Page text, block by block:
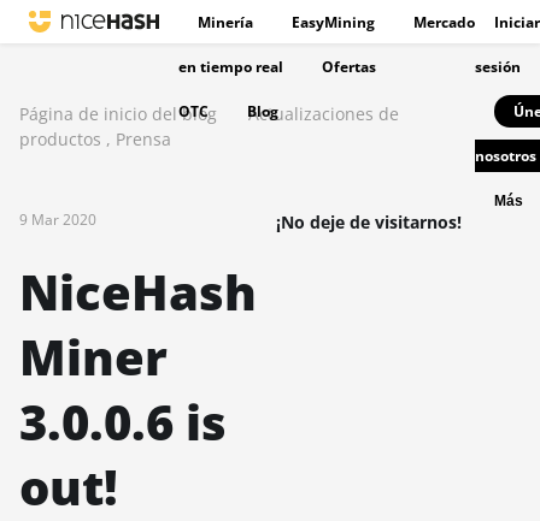
Minería EasyMining Mercado
en tiempo real Ofertas
OTC Blog
Iniciar
sesión
nosotros
Más
Página de inicio del blog
Actualizaciones de
productos , Prensa
9 Mar 2020
NiceHash
Miner
3.0.0.6 is
out!
¡No deje de visitarnos!